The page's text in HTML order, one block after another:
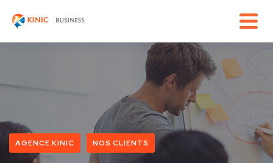
AGENCE KINIC NOS CLIENTS